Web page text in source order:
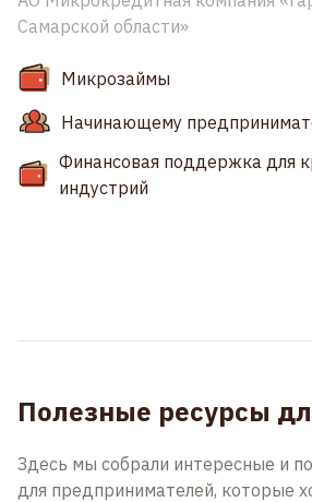
Самарской области»
Микрозаймы
Начинающему
Финансовая поддержка для
индустрий
Полезные ресурсы
Здесь мы собрали интересные и
для предпринимателей, которые